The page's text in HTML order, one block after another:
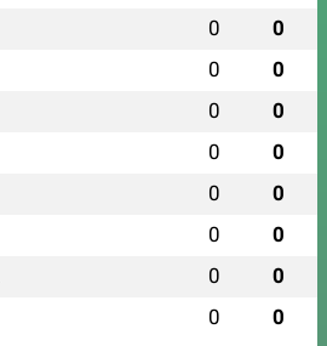
0 0
0 0
0 0
0 0
0 0
0 0
0 0
0 0